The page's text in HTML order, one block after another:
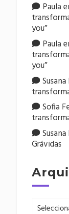
Paula
you”
Paula
you”
Sofia
Grávidas
Arquivo